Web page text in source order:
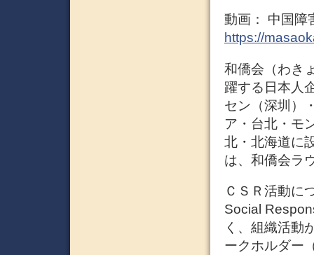
動画： 中国障
https://
和僑会（わき
躍する日本人
セン（深圳）
ア・台北・モ
北・北海道に
は、和僑会ラ
ＣＳＲ活動に
Social
く、組織活動
ークホルダー